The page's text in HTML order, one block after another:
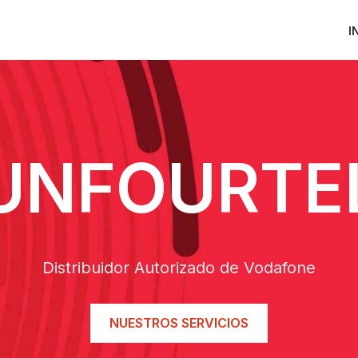
Distribuidor Autorizado de Vodafone
NUESTROS SERVICIOS